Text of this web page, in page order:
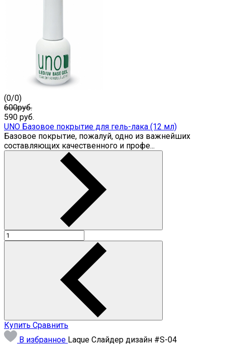
(0/0)
600руб.
590 руб.
UNO Базовое покрытие для гель-лака (12 мл)
Базовое покрытие, пожалуй, одно из важнейших
составляющих качественного и профе...
Купить Сравнить
В избранное Laque Слайдер дизайн #S-04